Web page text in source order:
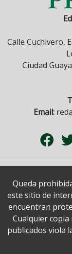
Calle Cuchivero,
Ciudad
Email:
Queda
este sitio de
encuentran
Cualquier
publicados viola